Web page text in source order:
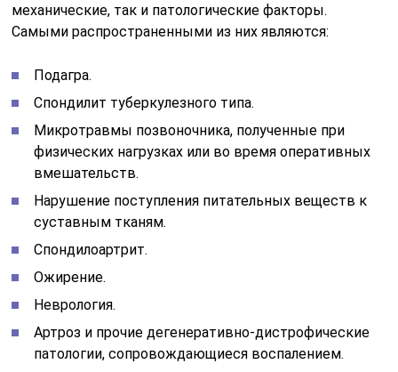
механические, так и патологические факторы.
Самыми распространенными из них являются:
Подагра.
Спондилит туберкулезного типа.
Микротравмы позвоночника, полученные при
физических нагрузках или во время оперативных
вмешательств.
Нарушение поступления питательных веществ к
суставным тканям.
Спондилоартрит.
Ожирение.
Неврология.
Артроз и прочие дегенеративно-дистрофические
патологии, сопровождающиеся воспалением.